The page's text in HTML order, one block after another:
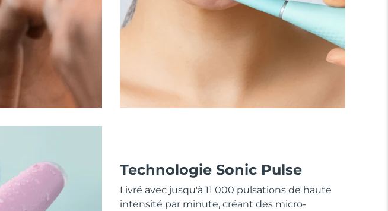
Technologie Sonic Pulse
Livré avec jusqu'à 11 000 pulsations de haute
intensité par minute, créant des micro-